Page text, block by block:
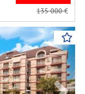
135 000€
Next